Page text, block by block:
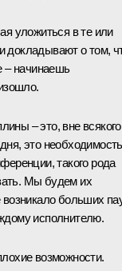
уложиться в те или
докладывают о том,
– начинаешь
– это, вне всякого
это
такого рода
Мы будем их
больших
исполнителю.
возможности.